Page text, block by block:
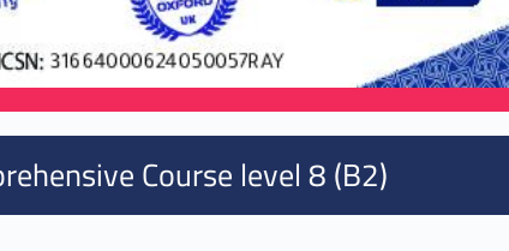
Course level 8 (B2)